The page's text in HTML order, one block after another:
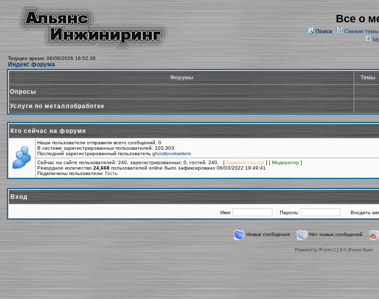
Все о
Поиск Свежие темы
Текущее время: 06/08/2026 16:52:36
Индекс форума
Форумы Темы
Опросы
Услуги по металлобработке
Кто сейчас на форуме
Наши пользователи отправили всего сообщений: 0
В системе зарегистрированных пользователей: 103,303
Последний зарегистрированный пользователь ghostbookwriters
Сейчас на сайте пользователей: 240, зарегистрированных: 0, гостей: 240. [ Администратор ] [ Модератор ]
Рекордное количество 24,668 пользователей online было зафиксировано 06/03/2022 19:49:41
Подключены пользователи: Гость
Вход
Имя: Пароль: Входить
Новые сообщения Нет новых сообщений
Powered byJForum 2.1.9©JForum Team